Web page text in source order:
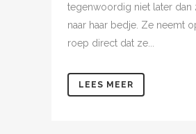
tegenwoordig niet later dan
naar haar bedje. Ze neemt
roep direct dat ze...
LEES MEER